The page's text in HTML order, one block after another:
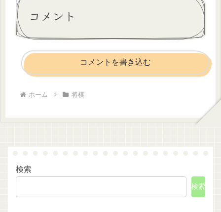
コメント
コメントを書き込む
ホーム 将棋
検索
検索